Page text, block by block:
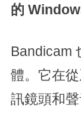
的
Bandicam
體。它在
訊鏡頭和